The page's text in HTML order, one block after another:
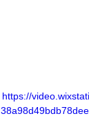
https://